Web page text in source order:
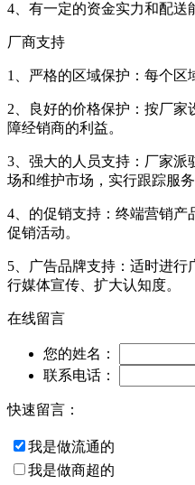
4、有一定的资金实力和配送
厂商支持
1、严格的区域保护：每个区
2、良好的价格保护：按厂家
障经销商的利益。
3、强大的人员支持：厂家派
场和维护市场，实行跟踪服务
4、的促销支持：终端营销产
促销活动。
5、广告品牌支持：适时进
行媒体宣传、扩大认知度。
在线留言
您的姓名：
联系电话：
快速留言：
我是做流通的
我是做商超的